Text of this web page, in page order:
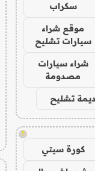
سكراب
موقع شراء
سيارات تشليح
شراء سيارات
مصدومة
تشليح
!
كورة سيتي